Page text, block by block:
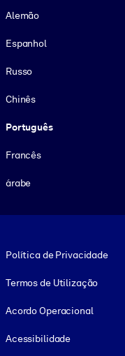
Alemão
Espanhol
Russo
Chinês
Português
Francês
árabe
Política de Privacidade
Termos de Utilização
Acordo Operacional
Acessibilidade